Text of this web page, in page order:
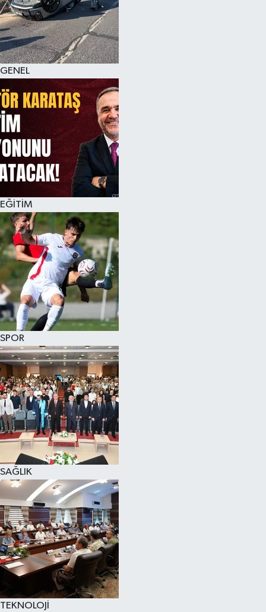
GENEL
EĞİTİM
SPOR
SAĞLIK
TEKNOLOJİ
KÜLTÜR SANAT
MAGAZİN
SAĞLIK
SİYASET
SPOR
TEKNOLOJİ
VİZYONDAKİLER
YAŞAM